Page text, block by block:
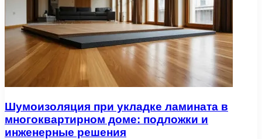
Шумоизоляция при укладке ламината в
многоквартирном доме: подложки и
инженерные решения